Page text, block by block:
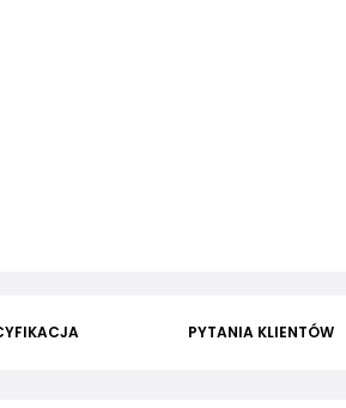
PYTANIA KLIENTÓW